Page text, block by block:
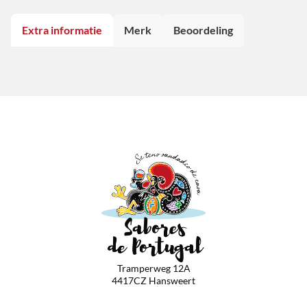
Extra informatie Merk Beoordeling
Tramperweg 12A
4417CZ Hansweert